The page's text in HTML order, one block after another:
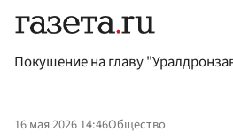
Покушение на главу
16 мая 2026 14:46Общество